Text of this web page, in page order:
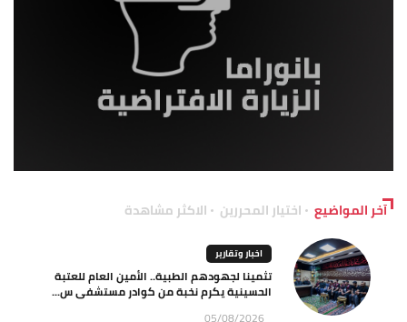
آخر المواضيع اختيار المحررين الاكثر مشاهدة
اخبار وتقارير
تثمينا لجهودهم الطبية.. الأمين العام للعتبة
الحسينية يكرم نخبة من كوادر مستشفى س...
05/08/2026